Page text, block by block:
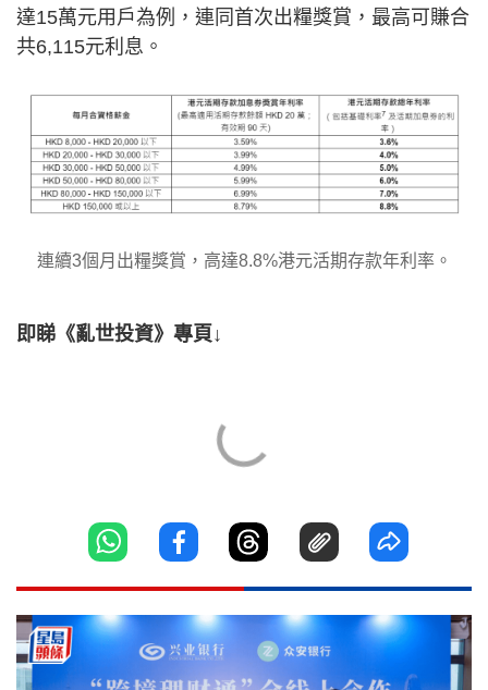
達15萬元用戶為例，連同首次出糧獎賞，最高可賺合
共6,115元利息。
連續3個月出糧獎賞，高達8.8%港元活期存款年利率。
即睇《亂世投資》專頁↓